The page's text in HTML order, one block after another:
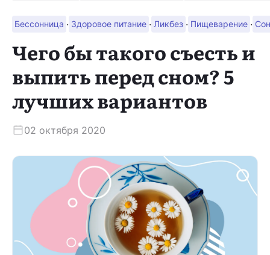
Бессонница · Здоровое питание · Ликбез · Пищеварение · Сон
Чего бы такого съесть и
выпить перед сном? 5
лучших вариантов
02 октября 2020